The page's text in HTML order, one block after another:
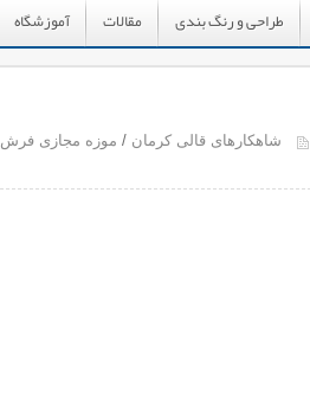
طراحی و رنگ بندی مقالات آموزشگاه
شاهکارهای قالی کرمان / موزه مجازی فرش